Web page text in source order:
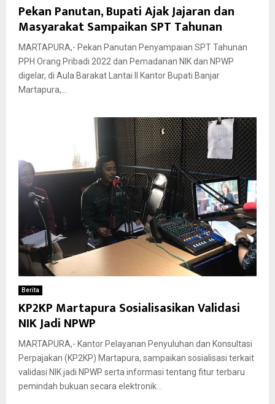
Pekan Panutan, Bupati Ajak Jajaran dan
Masyarakat Sampaikan SPT Tahunan
MARTAPURA,- Pekan Panutan Penyampaian SPT Tahunan
PPH Orang Pribadi 2022 dan Pemadanan NIK dan NPWP
digelar, di Aula Barakat Lantai II Kantor Bupati Banjar
Martapura,...
Berita
KP2KP Martapura Sosialisasikan Validasi
NIK Jadi NPWP
MARTAPURA,- Kantor Pelayanan Penyuluhan dan Konsultasi
Perpajakan (KP2KP) Martapura, sampaikan sosialisasi terkait
validasi NIK jadi NPWP serta informasi tentang fitur terbaru
pemindah bukuan secara elektronik...